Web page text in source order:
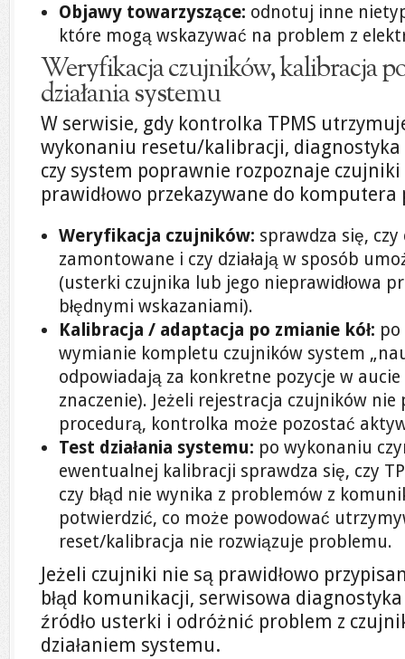
Objawy towarzyszące: odnotuj inne
które mogą wskazywać na problem z
Weryfikacja czujników, kalibracja
działania systemu
W serwisie, gdy kontrolka TPMS
wykonaniu resetu/kalibracji,
czy system poprawnie rozpoznaje czujniki
prawidłowo przekazywane do komputera
Weryfikacja czujników: sprawdza się,
zamontowane i czy działają w sposób
(usterki czujnika lub jego nieprawidłowa
błędnymi wskazaniami).
Kalibracja / adaptacja po zmianie kół: po
wymianie kompletu czujników system
odpowiadają za konkretne pozycje w
znaczenie). Jeżeli rejestracja czujników nie
procedurą, kontrolka może pozostać
Test działania systemu: po wykonaniu
ewentualnej kalibracji sprawdza się, czy
czy błąd nie wynika z problemów z
potwierdzić, co może powodować
reset/kalibracja nie rozwiązuje problemu.
Jeżeli czujniki nie są prawidłowo
błąd komunikacji, serwisowa
źródło usterki i odróżnić problem z
działaniem systemu.